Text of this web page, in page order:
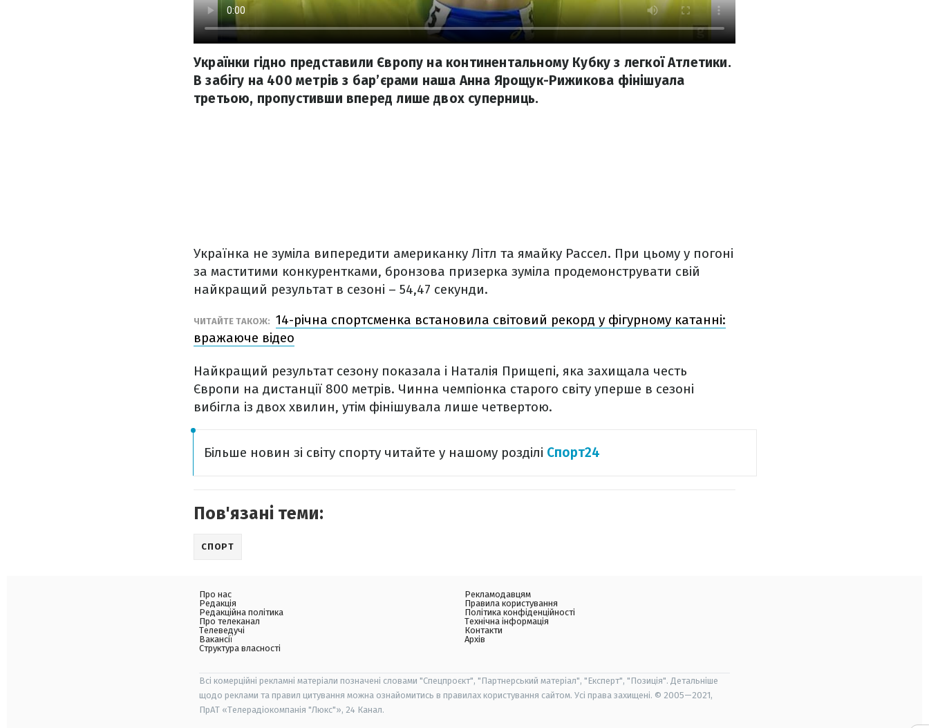
Українки гідно представили Європу на континентальному Кубку з легкої Атлетики.
В забігу на 400 метрів з бар’єрами наша Анна Ярощук-Рижикова фінішуала
третьою, пропустивши вперед лише двох суперниць.
Українка не зуміла випередити американку Літл та ямайку Рассел. При цьому у погоні
за маститими конкурентками, бронзова призерка зуміла продемонструвати свій
найкращий результат в сезоні – 54,47 секунди.
ЧИТАЙТЕ ТАКОЖ: 14-річна спортсменка встановила світовий рекорд у фігурному катанні:
вражаюче відео
Найкращий результат сезону показала і Наталія Прищепі, яка захищала честь
Європи на дистанції 800 метрів. Чинна чемпіонка старого світу уперше в сезоні
вибігла із двох хвилин, утім фінішувала лише четвертою.
Більше новин зі світу спорту читайте у нашому розділі Спорт24
Пов'язані теми:
СПОРТ
Про нас
Редакція
Редакційна політика
Про телеканал
Телеведучі
Вакансії
Структура власності
Рекламодавцям
Правила користування
Політика конфіденційності
Технічна інформація
Контакти
Архів
Всі комерційні рекламні матеріали позначені словами "Спецпроєкт", "Партнерський матеріал", "Експерт", "Позиція". Детальніше
щодо реклами та правил цитування можна ознайомитись в правилах користування сайтом. Усі права захищені. © 2005—2021,
ПрАТ «Телерадіокомпанія "Люкс"», 24 Канал.